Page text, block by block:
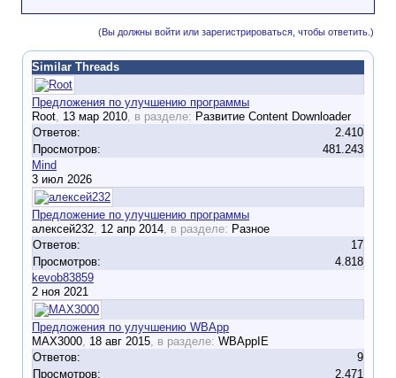
(Вы должны войти или зарегистрироваться, чтобы ответить.)
Similar Threads
Предложения по улучшению программы
Root, 13 мар 2010, в разделе: Развитие Content Downloader
Ответов:
2.410
Просмотров:
481.243
Mind
3 июл 2026
Предложение по улучшению программы
алексей232, 12 апр 2014, в разделе: Разное
Ответов:
17
Просмотров:
4.818
kevob83859
2 ноя 2021
Предложения по улучшению WBApp
MAX3000, 18 авг 2015, в разделе: WBAppIE
Ответов:
9
Просмотров:
2.471